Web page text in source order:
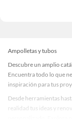
Ampolletas y tubos
Descubre un amplio
Encuentra todo lo que
inspiración para tus
Desde herramientas
realidad tus ideas y
accesorios de calidad